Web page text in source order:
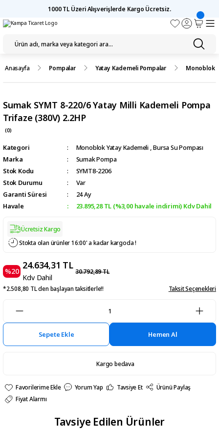
1000 TL Üzeri Alışverişlerde Kargo Ücretsiz.
Anasayfa Pompalar Yatay Kademeli Pompalar Monoblok
Sumak SYMT 8-220/6 Yatay Milli Kademeli Pompa
Trifaze (380V) 2.2HP
(0)
Kategori Monoblok Yatay Kademeli ,Bursa Su Pompası
Marka
Sumak Pompa
Stok Kodu
SYMT8-2206
Stok Durumu
Var
Garanti Süresi
24 Ay
Havale
23.895,28 TL (%3,00 havale indirimi) Kdv Dahil
Ücretsiz Kargo
Stokta olan ürünler 16:00' a kadar kargoda !
%20
24.634,31 TL
Kdv Dahil
30.792,89 TL
*2.508,80 TL den başlayan taksitlerle!! Taksit Seçenekleri
Sepete Ekle Hemen Al
Kargo bedava
Yorum Yap Tavsiye Et
Ürünü Paylaş
Fiyat Alarmı
Tavsiye Edilen Ürünler